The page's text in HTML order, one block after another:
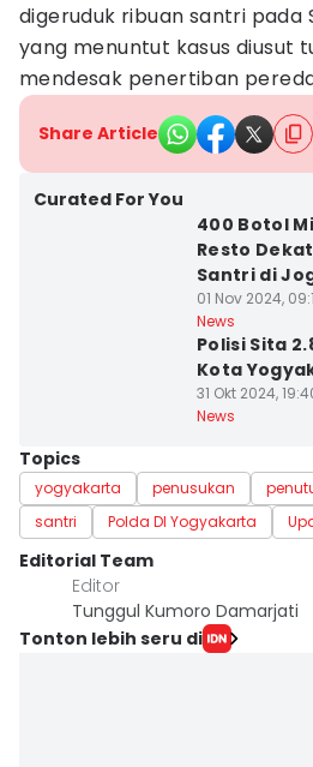
digeruduk ribuan santri pada
yang menuntut kasus diusut
mendesak penertiban
Share Article
Curated For You
400 Botol
Resto
Santri di
01 Nov 2024,
News
Polisi Sita
Kota
31 Okt 2024,
News
Topics
yogyakarta penusukan
santri
Polda DI Yogyakarta
Editorial Team
Editor
Tunggul Kumoro Damarjati
Tonton lebih seru di